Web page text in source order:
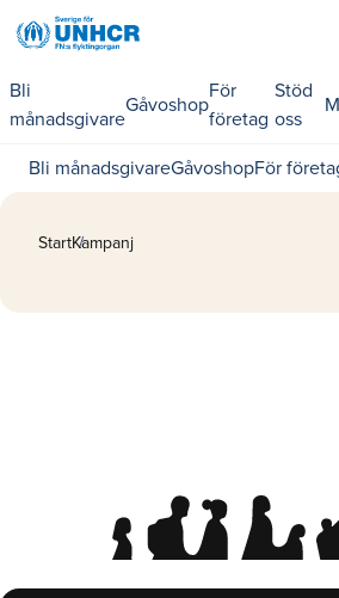
Bli
månadsgivare
Gåvoshop
För
företag
Stöd
oss
Bli månadsgivareGåvoshopFör
StartKampanj